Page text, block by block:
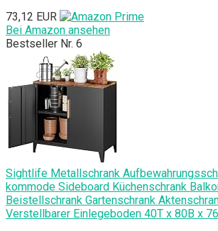
73,12 EUR
Bei Amazon ansehen
Bestseller Nr. 6
Sightlife Metallschrank
kommode Sideboard Küchenschrank
Beistellschrank Gartenschrank
Verstellbarer Einlegeboden 40T x 80B x